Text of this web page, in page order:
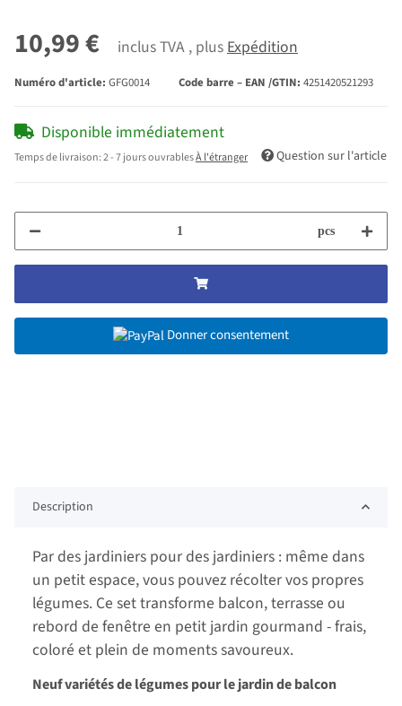
10,99 € inclus TVA , plusExpédition
Numéro d'article: GFG0014 Code barre – EAN /GTIN: 4251420521293
Disponible immédiatement
Temps de livraison:2 - 7 jours ouvrablesÀ l'étranger Question sur l'article
pcs
Donner consentement
Description
Par des jardiniers pour des jardiniers : même dans
un petit espace, vous pouvez récolter vos propres
légumes. Ce set transforme balcon, terrasse ou
rebord de fenêtre en petit jardin gourmand - frais,
coloré et plein de moments savoureux.
Neuf variétés de légumes pour le jardin de balcon